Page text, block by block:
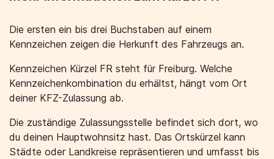
Die ersten ein bis drei Buchstaben auf einem
Kennzeichen zeigen die Herkunft des Fahrzeugs an.
Kennzeichen Kürzel FR steht für Freiburg. Welche
Kennzeichenkombination du erhältst, hängt vom Ort
deiner KFZ-Zulassung ab.
Die zuständige Zulassungsstelle befindet sich dort, wo
du deinen Hauptwohnsitz hast. Das Ortskürzel kann
Städte oder Landkreise repräsentieren und umfasst bis